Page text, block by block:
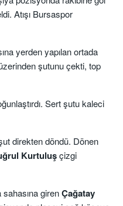
Atışı Bursaspor
yerden yapılan ortada
şutunu çekti, top
Sert şutu kaleci
direkten döndü. Dönen
Kurtuluşçizgi
girenÇağatay